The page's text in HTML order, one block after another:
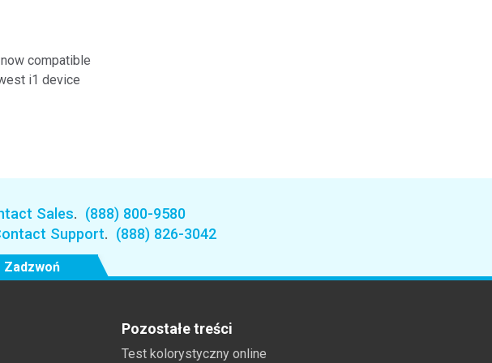
trwałe
compatible
i1 device
Sales. (888) 800-9580
Support. (888) 826-3042
Zadzwoń
Pozostałe treści
Test kolorystyczny online